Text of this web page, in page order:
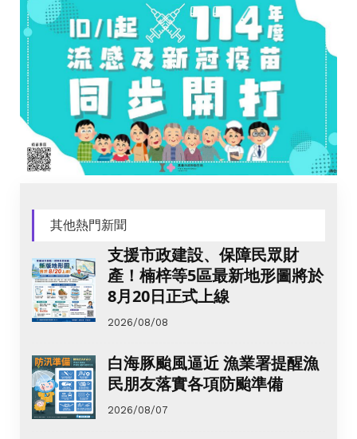
其他熱門新聞
支援市政建設、保障民眾財
產！楠梓等5區最新地形圖將於
8月20日正式上線
2026/08/08
白海豚颱風逼近 漁業署提醒漁
民朋友落實各項防颱準備
2026/08/07